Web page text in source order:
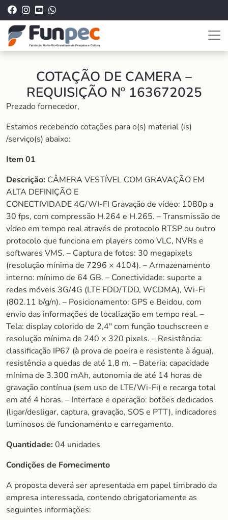
COTAÇÃO DE CAMERA –
REQUISIÇÃO Nº 163672025
Prezado fornecedor,
Estamos recebendo cotações para o(s) material (is)
/serviço(s) abaixo:
Item 01
Descrição: CÂMERA VESTÍVEL COM GRAVAÇÃO EM
ALTA DEFINIÇÃO E
CONECTIVIDADE 4G/WI-FI Gravação de vídeo: 1080p a
30 fps, com compressão H.264 e H.265. – Transmissão de
vídeo em tempo real através de protocolo RTSP ou outro
protocolo que funciona em players como VLC, NVRs e
softwares VMS. – Captura de fotos: 30 megapixels
(resolução mínima de 7296 × 4104). – Armazenamento
interno: mínimo de 64 GB. – Conectividade: suporte a
redes móveis 3G/4G (LTE FDD/TDD, WCDMA), Wi-Fi
(802.11 b/g/n). – Posicionamento: GPS e Beidou, com
envio das informações de localização em tempo real. –
Tela: display colorido de 2,4″ com função touchscreen e
resolução mínima de 240 × 320 pixels. – Resistência:
classificação IP67 (à prova de poeira e resistente à água),
resistência a quedas de até 1,8 m. – Bateria: capacidade
mínima de 3.300 mAh, autonomia de até 14 horas de
gravação contínua (sem uso de LTE/Wi-Fi) e recarga total
em até 4 horas. – Interface e operação: botões dedicados
(ligar/desligar, captura, gravação, SOS e PTT), indicadores
luminosos de funcionamento e carregamento.
Quantidade:04 unidades
Condições de Fornecimento
A proposta deverá ser apresentada em papel timbrado da
empresa interessada, contendo obrigatoriamente as
seguintes informações: